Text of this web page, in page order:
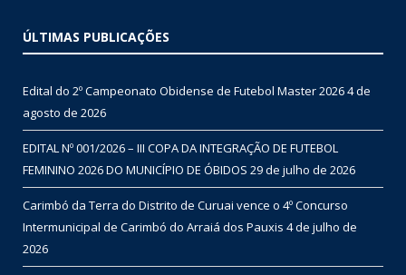
ÚLTIMAS PUBLICAÇÕES
Edital do 2º Campeonato Obidense de Futebol Master 20264 de
agosto de 2026
EDITAL Nº 001/2026 – III COPA DA INTEGRAÇÃO DE FUTEBOL
FEMININO 2026 DO MUNICÍPIO DE ÓBIDOS 29 de julho de 2026
Carimbó da Terra do Distrito de Curuai vence o 4º Concurso
Intermunicipal de Carimbó do Arraiá dos Pauxis 4 de julho de
2026